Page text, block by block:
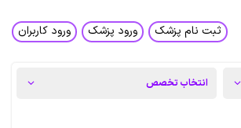
ثبت نام پزشک ورود پزشک ورود کاربران